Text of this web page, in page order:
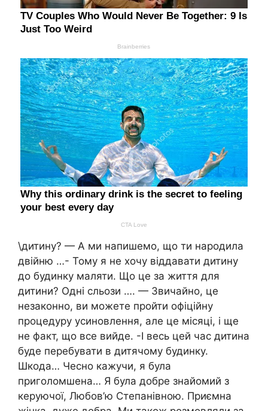
\дитину? — А ми напишемо, що ти народила
двійню …- Тому я не хочу віддавати дитину
до будинку маляти. Що це за життя для
дитини? Одні сльози …. — Звичайно, це
незаконно, ви можете пройти офіційну
процедуру усиновлення, але це місяці, і ще
не факт, що все вийде. -І весь цей час дитина
буде перебувати в дитячому будинку.
Шкода… Чесно кажучи, я була
приголомшена… Я була добре знайомий з
керуючої, Любов’ю Степанівною. Приємна